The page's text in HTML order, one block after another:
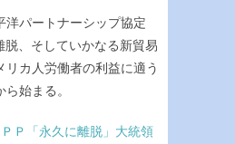
洋パートナーシップ協定
脱、そしていかなる新貿易
リカ人労働者の利益に適う
始まる。
Ｐ「永久に離脱」大統領